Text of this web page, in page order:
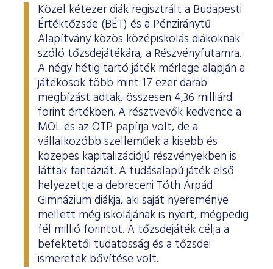
Közel kétezer diák regisztrált a Budapesti
Értéktőzsde (BÉT) és a Pénziránytű
Alapítvány közös középiskolás diákoknak
szóló tőzsdejátékára, a Részvényfutamra.
A négy hétig tartó játék mérlege alapján a
játékosok több mint 17 ezer darab
megbízást adtak, összesen 4,36 milliárd
forint értékben. A résztvevők kedvence a
MOL és az OTP papírja volt, de a
vállalkozóbb szelleműek a kisebb és
közepes kapitalizációjú részvényekben is
láttak fantáziát. A tudásalapú játék első
helyezettje a debreceni Tóth Árpád
Gimnázium diákja, aki saját nyereménye
mellett még iskolájának is nyert, mégpedig
fél millió forintot. A tőzsdejáték célja a
befektetői tudatosság és a tőzsdei
ismeretek bővítése volt.